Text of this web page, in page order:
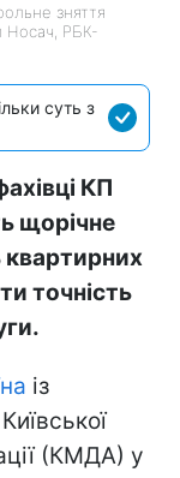
зняття
Носач, РБК-
суть з
КП
щорічне
квартирних
точність
із
Київської
(КМДА) у